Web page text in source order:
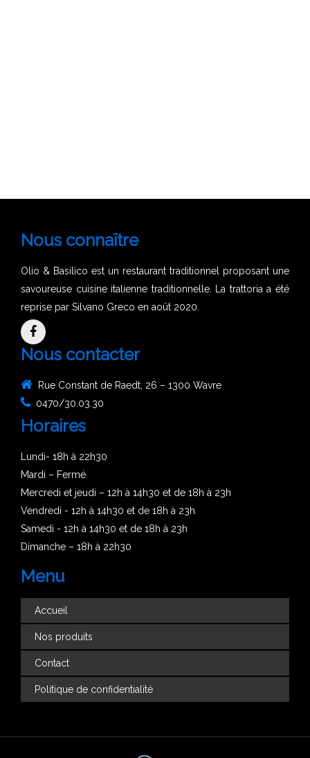
Nous connaître
Olio & Basilico est un restaurant traditionnel proposant une
savoureuse cuisine italienne traditionnelle. La trattoria a été
reprise par Silvano Greco en août 2020.
Nous contacter
Rue Constant de Raedt, 26 – 1300 Wavre
0470/30.03.30
Horaires
Lundi- 18h à 22h30
Mardi – Fermé
Mercredi et jeudi – 12h à 14h30 et de 18h à 23h
Vendredi - 12h à 14h30 et de 18h à 23h
Samedi - 12h à 14h30 et de 18h à 23h
Dimanche – 18h à 22h30
Menu
Accueil
Nos produits
Contact
Politique de confidentialité